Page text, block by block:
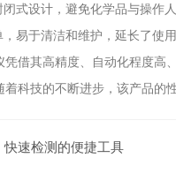
设计，避免化学品与操作人
于清洁和维护，延长了使用
其高精度、自动化程度高、
科技的不断进步，该产品的
速检测的便捷工具